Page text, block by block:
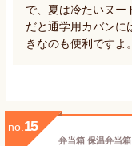
で、夏は冷たいヌー
だと通学用カバンに
きなのも便利ですよ。
no. 15